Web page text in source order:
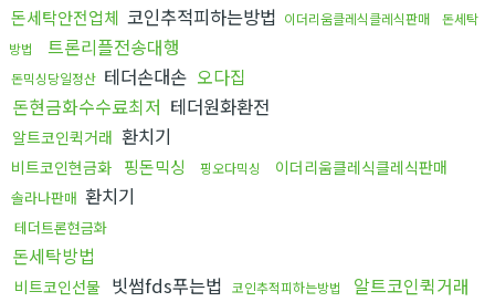
돈세탁안전업체 코인추적피하는방법 이더리움클레식클레식판매
돈세탁
방법
트론리플전송대행
돈믹싱당일정산 테더손대손 오다집
돈현금화수수료최저 테더원화환전
알트코인퀵거래 환치기
비트코인현금화 핑돈믹싱 핑오다믹싱 이더리움클레식클레식판매
솔라나판매 환치기
테더트론현금화
돈세탁방법
비트코인선물 빗썸fds푸는법 코인추적피하는방법
알트코인퀵거래